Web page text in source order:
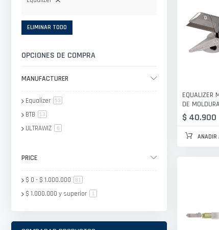
EQUALIZER
DE
$ 40.900
AÑADIR
ELIMINAR TODO
OPCIONES DE COMPRA
MANUFACTURER
Equalizer 53
BTB 13
ULTRAWIZ 6artículo
PRICE
$ 0 - $ 1.000.000 81
$ 1.000.000 y superior 1